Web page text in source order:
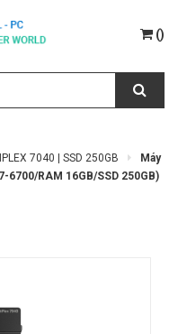
()
7040 | SSD 250GB
Máy
6700/RAM 16GB/SSD 250GB)